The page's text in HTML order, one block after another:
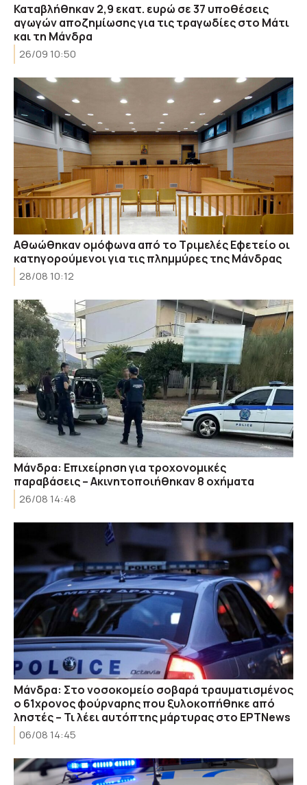
Καταβλήθηκαν 2,9 εκατ. ευρώ σε 37 υποθέσεις
αγωγών αποζημίωσης για τις τραγωδίες στο Μάτι
και τη Μάνδρα
26/09 10:50
Αθωώθηκαν ομόφωνα από το Τριμελές Εφετείο οι
κατηγορούμενοι για τις πλημμύρες της Μάνδρας
28/08 10:12
Μάνδρα: Επιχείρηση για τροχονομικές
παραβάσεις – Ακινητοποιήθηκαν 8 οχήματα
26/08 14:48
Μάνδρα: Στο νοσοκομείο σοβαρά τραυματισμένος
ο 61χρονος φούρναρης που ξυλοκοπήθηκε από
ληστές – Τι λέει αυτόπτης μάρτυρας στο ΕΡΤNews
06/08 14:45